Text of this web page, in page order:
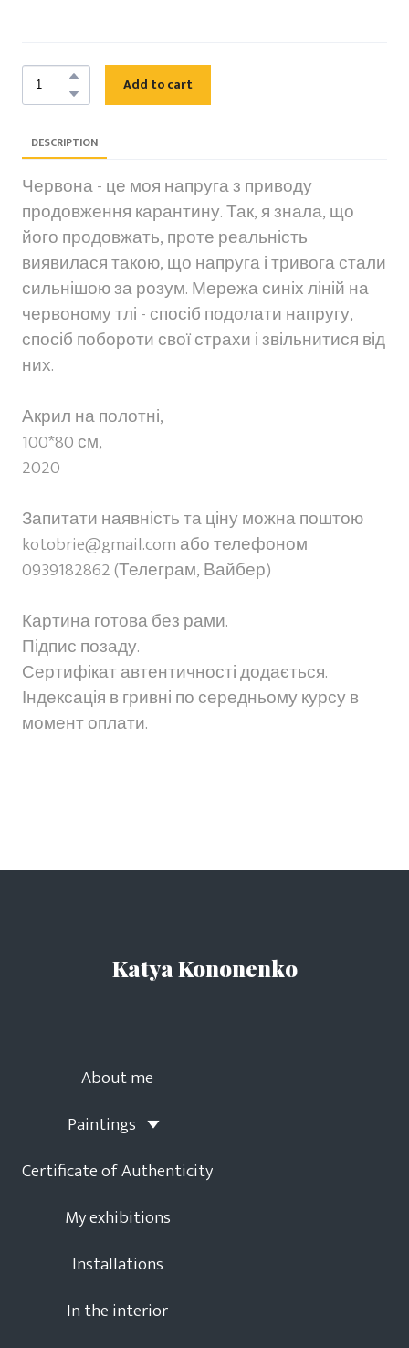
Add to cart
DESCRIPTION
Червона - це моя напруга з приводу
продовження карантину. Так, я знала, що
його продовжать, проте реальність
виявилася такою, що напруга і тривога стали
сильнішою за розум. Мережа синіх ліній на
червоному тлі - спосіб подолати напругу,
спосіб побороти свої страхи і звільнитися від
них.
Акрил на полотні,
100*80 см,
2020
Запитати наявність та ціну можна поштою
kotobrie@gmail.com або телефоном
0939182862 (Телеграм, Вайбер)
Картина готова без рами.
Підпис позаду.
Сертифікат автентичності додається.
Індексація в гривні по середньому курсу в
момент оплати.
Katya Kononenko
About me
Paintings
Certificate of Authenticity
My exhibitions
Installations
In the interior